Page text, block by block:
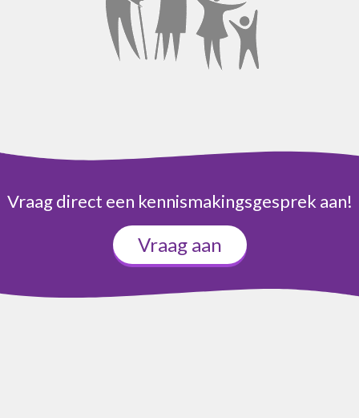
Vraag direct een kennismakingsgesprek aan!
Vraag aan